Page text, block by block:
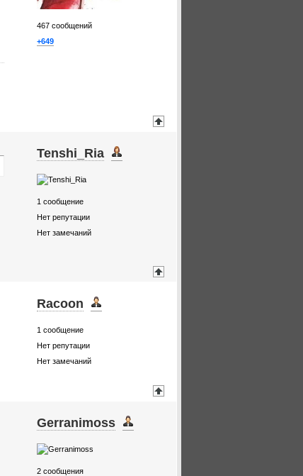
467 сообщений
+649
Tenshi_Ria
1 сообщение
Нет репутации
Нет замечаний
Racoon
1 сообщение
Нет репутации
Нет замечаний
Gerranimoss
2 сообщения